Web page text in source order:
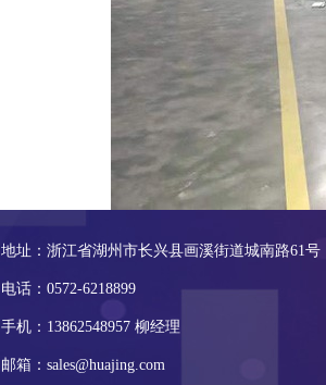
地址：浙江省湖州市长兴县画溪街道城南路61号
电话：0572-6218899
手机：13862548957 柳经理
邮箱：sales@huajing.com